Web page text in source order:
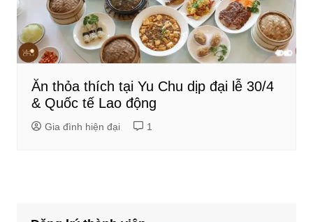
Ăn thỏa thích tại Yu Chu dịp đại lễ 30/4
& Quốc tế Lao động
Gia đình hiện đại 1